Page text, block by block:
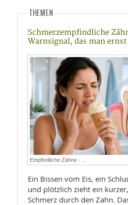
THEMEN
Schmerzempfindliche
Warnsignal, das man
Empfindliche Zähne - …
Ein Bissen vom Eis, ein
und plötzlich zieht ein
Schmerz durch den Zahn.